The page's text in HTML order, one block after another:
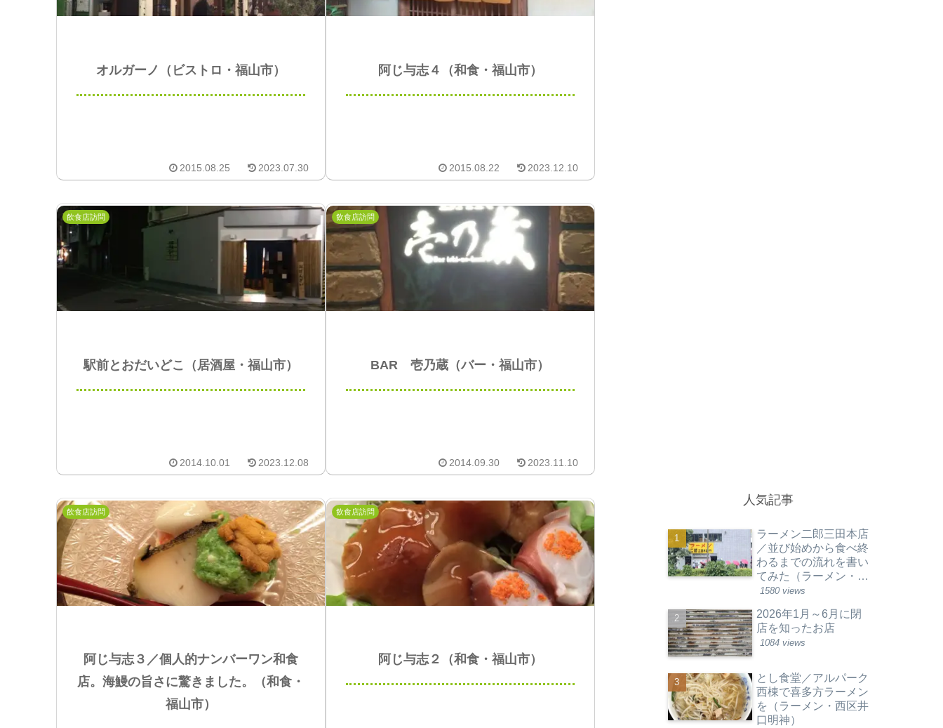
オルガーノ（ビストロ・福山市）
2015.08.25 2023.07.30
阿じ与志４（和食・福山市）
2015.08.22 2023.12.10
飲食店訪問
駅前とおだいどこ（居酒屋・福山市）
2014.10.01 2023.12.08
飲食店訪問
BAR 壱乃蔵（バー・福山市）
2014.09.30 2023.11.10
飲食店訪問
阿じ与志３／個人的ナンバーワン和食
店。海鰻の旨さに驚きました。（和食・
福山市）
飲食店訪問
阿じ与志２（和食・福山市）
人気記事
ラーメン二郎三田本店
／並び始めから食べ終
わるまでの流れを書い
てみた（ラーメン・東
京都港区）
1580 views
2026年1月～6月に閉
店を知ったお店
1084 views
とし食堂／アルパーク
西棟で喜多方ラーメン
を（ラーメン・西区井
口明神）